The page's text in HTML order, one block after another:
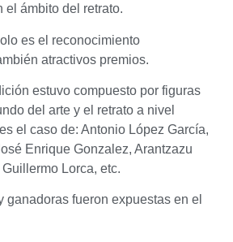
el ámbito del retrato.
es el reconocimiento
atractivos premios.
estuvo compuesto por figuras
del arte y el retrato a nivel
el caso de: Antonio López García,
Enrique Gonzalez, Arantzazu
Lorca, etc.
ganadoras fueron expuestas en el